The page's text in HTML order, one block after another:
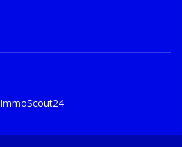
ImmoScout24